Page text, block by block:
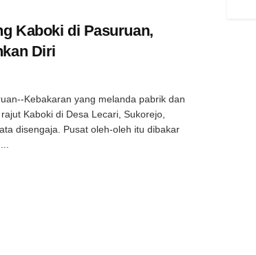
Kaboki di Pasuruan,
Diri
Kebakaran yang melanda pabrik dan
Kaboki di Desa Lecari, Sukorejo,
disengaja. Pusat oleh-oleh itu dibakar